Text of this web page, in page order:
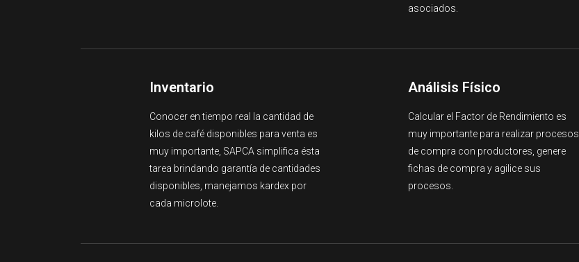
asociados.
Inventario
Conocer en tiempo real la cantidad de
kilos de café disponibles para venta es
muy importante, SAPCA simplifica ésta
tarea brindando garantía de cantidades
disponibles, manejamos kardex por
cada microlote.
Análisis Físico
Calcular el Factor de Rendimiento es
muy importante para realizar procesos
de compra con productores, genere
fichas de compra y agilice sus
procesos.